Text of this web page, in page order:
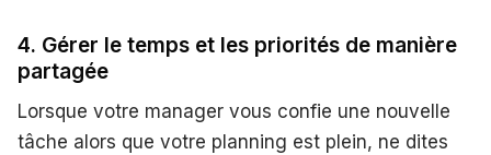
4. Gérer le temps et les priorités de manière
partagée
Lorsque votre manager vous confie une nouvelle
tâche alors que votre planning est plein, ne dites